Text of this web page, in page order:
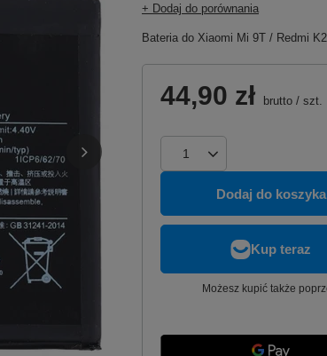
+ Dodaj do porównania
Bateria do Xiaomi Mi 9T / Redmi
44,90 zł brutto / szt.
Dodaj do koszyka
Możesz kupić także